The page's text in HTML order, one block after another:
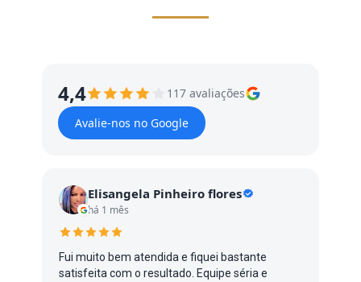
4,4
117 avaliações
Avalie-nos no Google
Elisangela Pinheiro flores
há 1 mês
Fui muito bem atendida e fiquei bastante
satisfeita com o resultado. Equipe séria e